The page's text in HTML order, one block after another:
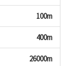
100m
400m
26000m